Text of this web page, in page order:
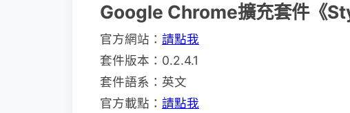
Google Chrome擴充套件《
官方網站： 請點我
套件版本：0.2.4.1
套件語系：英文
官方載點： 請點我